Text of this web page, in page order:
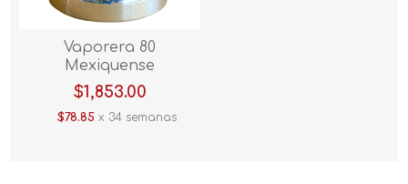
Vaporera 80
Mexiquense
$1,853.00
$78.85 x 34 semanas